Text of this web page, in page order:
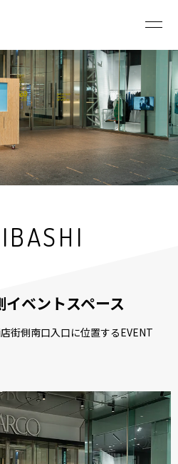
ベントスペース
街側南口入口に位置するEVENT